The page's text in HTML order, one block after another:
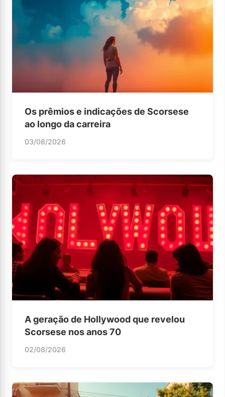
Os prêmios e indicações de Scorsese
ao longo da carreira
03/08/2026
A geração de Hollywood que revelou
Scorsese nos anos 70
02/08/2026